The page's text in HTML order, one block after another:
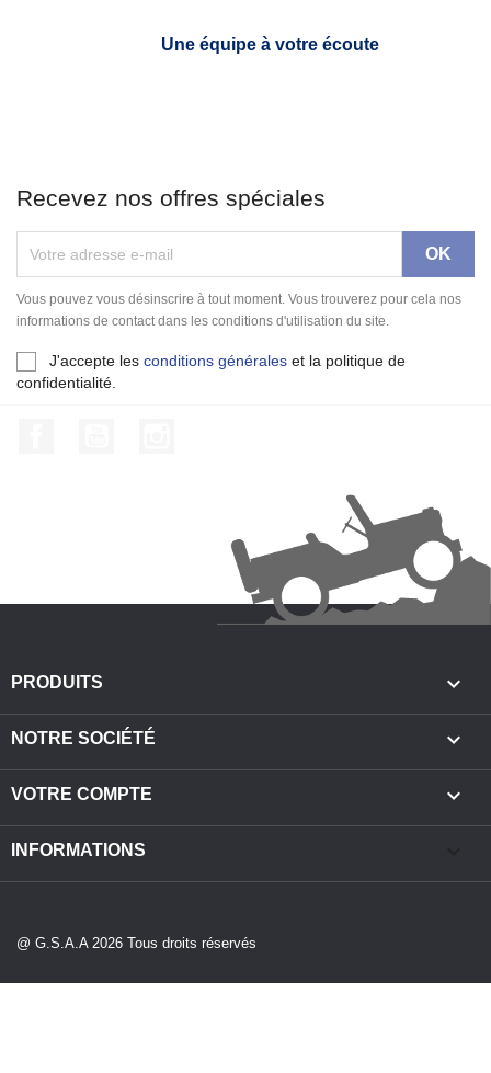
Une équipe à votre écoute
Recevez nos offres spéciales
Vous pouvez vous désinscrire à tout moment. Vous trouverez pour cela nos
informations de contact dans les conditions d'utilisation du site.
J'accepte les conditions générales et la politique de
confidentialité.
PRODUITS 
NOTRE SOCIÉTÉ 
VOTRE COMPTE 
INFORMATIONS
@ G.S.A.A 2026 Tous droits réservés